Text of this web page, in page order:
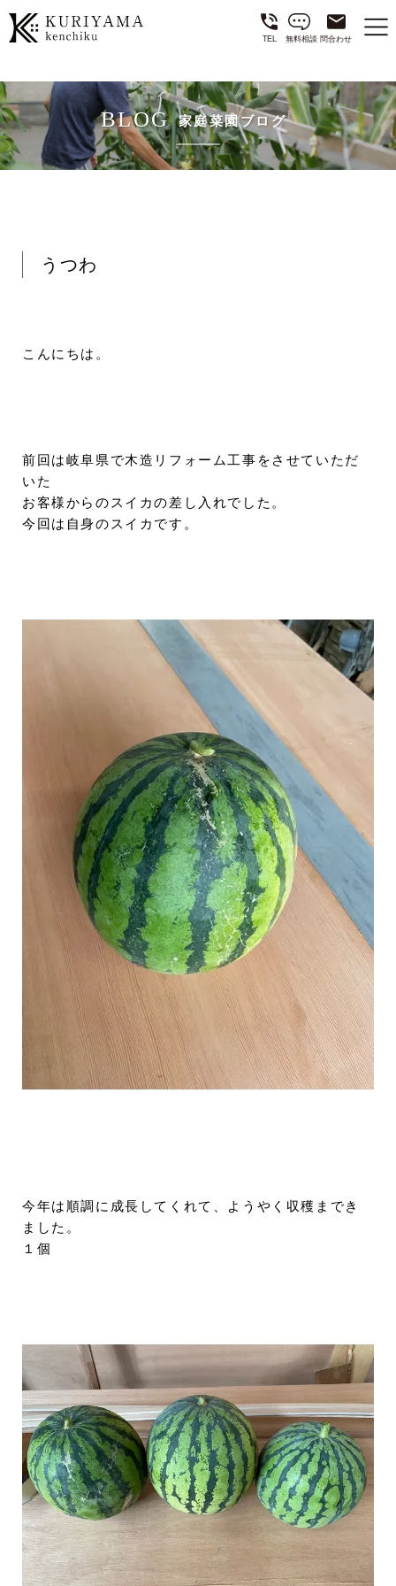
TEL 無料相談 問合わせ
BLOG 家庭菜園ブログ
うつわ
こんにちは。
前回は岐阜県で木造リフォーム工事をさせていただ
いた
お客様からのスイカの差し入れでした。
今回は自身のスイカです。
今年は順調に成長してくれて、ようやく収穫までき
ました。
１個